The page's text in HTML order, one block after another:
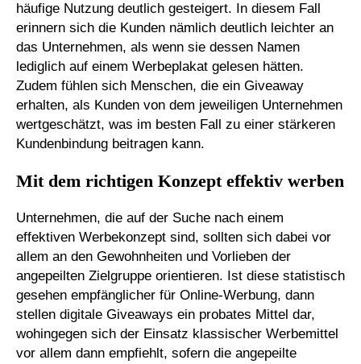
häufige Nutzung deutlich gesteigert. In diesem Fall
erinnern sich die Kunden nämlich deutlich leichter an
das Unternehmen, als wenn sie dessen Namen
lediglich auf einem Werbeplakat gelesen hätten.
Zudem fühlen sich Menschen, die ein Giveaway
erhalten, als Kunden von dem jeweiligen Unternehmen
wertgeschätzt, was im besten Fall zu einer stärkeren
Kundenbindung beitragen kann.
Mit dem richtigen Konzept effektiv werben
Unternehmen, die auf der Suche nach einem
effektiven Werbekonzept sind, sollten sich dabei vor
allem an den Gewohnheiten und Vorlieben der
angepeilten Zielgruppe orientieren. Ist diese statistisch
gesehen empfänglicher für Online-Werbung, dann
stellen digitale Giveaways ein probates Mittel dar,
wohingegen sich der Einsatz klassischer Werbemittel
vor allem dann empfiehlt, sofern die angepeilte